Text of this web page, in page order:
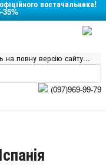
постачальника!
35%
на повну версію сайту...
(097)969-99-79